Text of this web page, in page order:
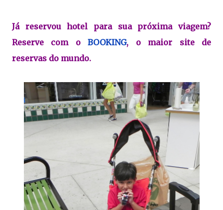
Já reservou hotel para sua próxima viagem?
Reserve com oBOOKING, o maior site de
reservas do mundo.